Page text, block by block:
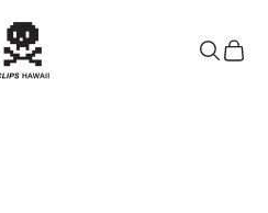
CLIPS HAWAII
検索カー